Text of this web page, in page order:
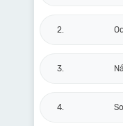
2.
3.
4.